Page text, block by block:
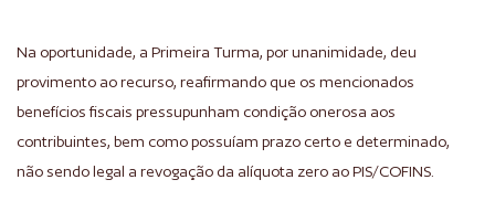
Na oportunidade, a Primeira Turma, por unanimidade, deu
provimento ao recurso, reafirmando que os mencionados
benefícios fiscais pressupunham condição onerosa aos
contribuintes, bem como possuíam prazo certo e determinado,
não sendo legal a revogação da alíquota zero ao PIS/COFINS.